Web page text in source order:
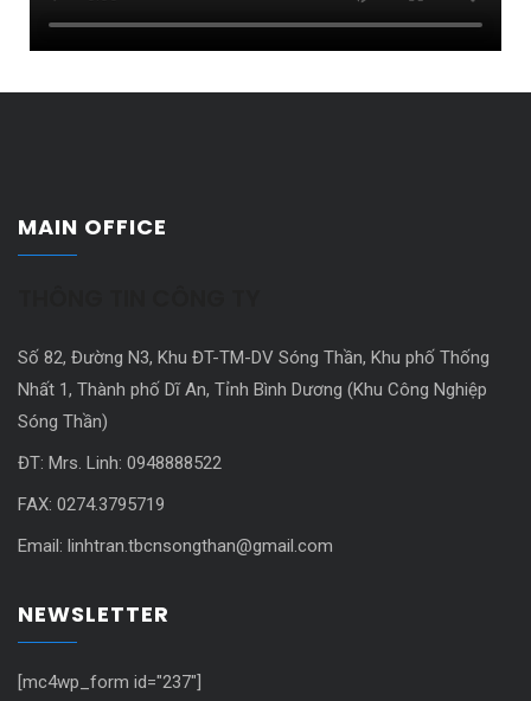
MAIN OFFICE
Số 82, Đường N3, Khu ĐT-TM-DV Sóng Thần, Khu phố Thống
Nhất 1, Thành phố Dĩ An, Tỉnh Bình Dương (Khu Công Nghiệp
Sóng Thần)
ĐT: Mrs. Linh: 0948888522
FAX: 0274.3795719
Email: linhtran.tbcnsongthan@gmail.com
NEWSLETTER
[mc4wp_form id="237"]